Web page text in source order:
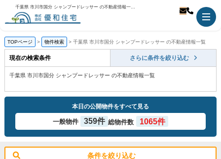
千葉県 市川市国分 シャンプードレッサー の不動産情報一覧｜市川市の不動産のことなら優和住宅
TOPページ 物件検索 千葉県 市川市国分 シャンプードレッサー の不動産情報一覧
現在の検索条件 さらに条件を絞り込む
千葉県 市川市国分 シャンプードレッサー の不動産情報一覧
本日の公開物件をすべて見る
一般物件 359件 総物件数 1065件
条件を絞り込む